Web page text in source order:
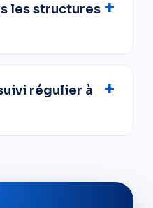
les structures
régulier à